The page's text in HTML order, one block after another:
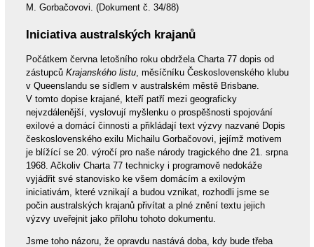
M. Gorbačovovi. (Dokument č. 34/88)
Iniciativa australských krajanů
Počátkem června letošního roku obdržela Charta 77 dopis od
zástupců Krajanského listu, měsíčníku Československého klubu
v Queenslandu se sídlem v australském městě Brisbane.
V tomto dopise krajané, kteří patří mezi geograficky
nejvzdálenější, vyslovují myšlenku o prospěšnosti spojování
exilové a domácí činnosti a přikládají text výzvy nazvané Dopis
československého exilu Michailu Gorbačovovi, jejímž motivem
je blížící se 20. výročí pro naše národy tragického dne 21. srpna
1968. Ačkoliv Charta 77 technicky i programově nedokáže
vyjádřit své stanovisko ke všem domácím a exilovým
iniciativám, které vznikají a budou vznikat, rozhodli jsme se
počin australských krajanů přivítat a plné znění textu jejich
výzvy uveřejnit jako přílohu tohoto dokumentu.
Jsme toho názoru, že opravdu nastává doba, kdy bude třeba